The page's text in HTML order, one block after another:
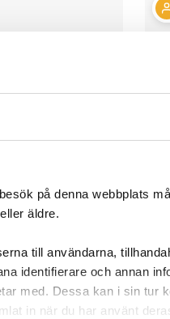
på denna webbplats
äldre.
till användarna,
identifierare och annan
med. Dessa kan i sin tur
in när du har använt
när andan